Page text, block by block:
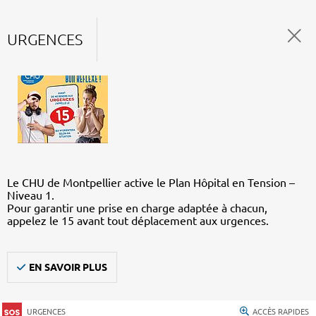
URGENCES
Le CHU de Montpellier active le Plan Hôpital en Tension –
Niveau 1.
Pour garantir une prise en charge adaptée à chacun,
appelez le 15 avant tout déplacement aux urgences.
EN SAVOIR PLUS
URGENCES ACCÈS RAPIDES